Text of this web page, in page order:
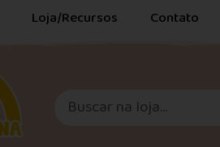
Loja/Recursos Contato